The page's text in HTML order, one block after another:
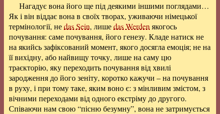
Нагадує вона його ще під деякими іншими поглядами…
Як і він віддає вона в своїх творах, уживаючи німецької
термінології, неdas Sein, лишеdas Werden якогось
почування: саме почування, його генезу. Кладе натиск не
на якийсь зафіксований момент, якого досягла емоція; не на
її вихідну, або найвищу точку, лише на саму цю
траєкторію, яку переходить почування від хвилі
зародження до його зеніту, коротко кажучи – на почування
в руху, і при тому таке, яким воно є: з мінливим змістом, з
вічними переходами від одного екстріму до другого.
Співаючи нам свою “пісню безумну”, вона не затримується